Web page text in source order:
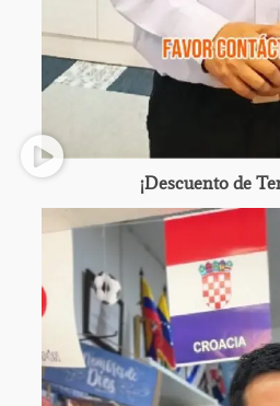
¡Descuento de